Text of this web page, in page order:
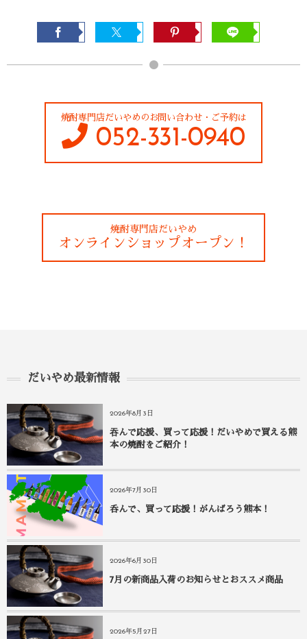
焼酎専門店だいやめのお問い合わせ・ご予約は
052-331-0940
焼酎専門店だいやめ
オンラインショップオープン！
だいやめ最新情報
2026年8月3日
吞んで応援、買って応援！だいやめで買える熊
本の焼酎をご紹介！
2026年7月30日
呑んで、買って応援！がんばろう熊本！
2026年6月30日
7月の新商品入荷のお知らせとおススメ商品
2026年5月27日